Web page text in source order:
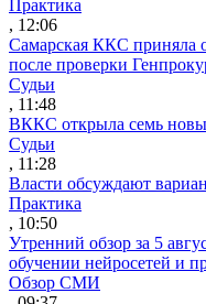
Практика
, 12:06
Самарская ККС приняла
после проверки
Судьи
, 11:48
ВККС открыла семь
Судьи
, 11:28
Власти обсуждают
Практика
, 10:50
Утренний обзор за 5
обучении нейросетей и
Обзор СМИ